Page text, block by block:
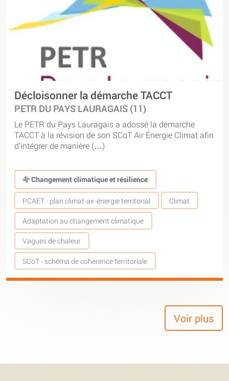
Décloisonner la démarche TACCT
PETR DU PAYS LAURAGAIS (11)
Le PETR du Pays Lauragais a adossé la démarche
TACCT à la révision de son SCoT Air Énergie Climat afin
d’intégrer de manière (…)
Changement climatique et résilience
PCAET - plan climat-air-énergie territorial Climat
Adaptation au changement climatique
Vagues de chaleur
SCoT - schéma de cohérence territoriale
Voir plus